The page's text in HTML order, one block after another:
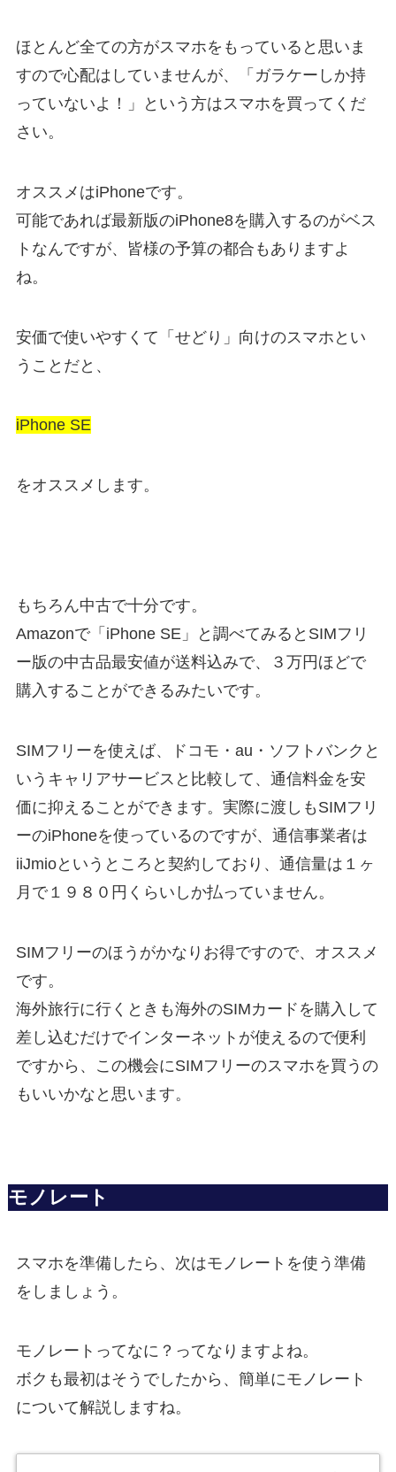
ほとんど全ての方がスマホをもっていると思いま
すので心配はしていませんが、「ガラケーしか持
っていないよ！」という方はスマホを買ってくだ
さい。
オススメはiPhoneです。
可能であれば最新版のiPhone8を購入するのがベス
トなんですが、皆様の予算の都合もありますよ
ね。
安価で使いやすくて「せどり」向けのスマホとい
うことだと、
iPhone SE
をオススメします。
もちろん中古で十分です。
Amazonで「iPhone SE」と調べてみるとSIMフリ
ー版の中古品最安値が送料込みで、３万円ほどで
購入することができるみたいです。
SIMフリーを使えば、ドコモ・au・ソフトバンクと
いうキャリアサービスと比較して、通信料金を安
価に抑えることができます。実際に渡しもSIMフリ
ーのiPhoneを使っているのですが、通信事業者は
iiJmioというところと契約しており、通信量は１ヶ
月で１９８０円くらいしか払っていません。
SIMフリーのほうがかなりお得ですので、オススメ
です。
海外旅行に行くときも海外のSIMカードを購入して
差し込むだけでインターネットが使えるので便利
ですから、この機会にSIMフリーのスマホを買うの
もいいかなと思います。
モノレート
スマホを準備したら、次はモノレートを使う準備
をしましょう。
モノレートってなに？ってなりますよね。
ボクも最初はそうでしたから、簡単にモノレート
について解説しますね。